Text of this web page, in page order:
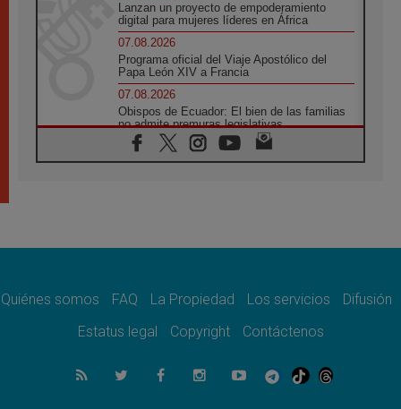
Lanzan un proyecto de empoderamiento
digital para mujeres líderes en África
07.08.2026
Programa oficial del Viaje Apostólico del
Papa León XIV a Francia
07.08.2026
Obispos de Ecuador: El bien de las familias
no admite premuras legislativas
06.08.2026
Cardenal Parolin: La paz comienza con la
06.08.2026
06.08.2026
«Hoy nos sentimos Iglesia»
Líbano: Reanudan los coloquios en Roma en
medio de tensiones y ataques en el sur del
Quiénes somos FAQ La Propiedad Los servicios
Difusión
Estatus legal
Copyright Contáctenos